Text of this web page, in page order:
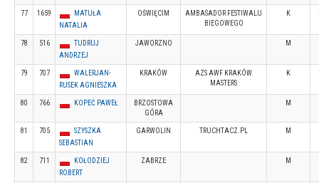
77 1659
MATUŁA
NATALIA
OŚWIĘCIM
AMBASADOR FESTIWALU
BIEGOWEGO
K
78 516
TUDRUJ
ANDRZEJ
JAWORZNO M
79 707
WALERJAN-
RUSEK AGNIESZKA
KRAKÓW
AZS AWF KRAKÓW
MASTERS
K
80 766 KOPEĆ PAWEŁ
BRZOSTOWA
GÓRA
M
81 705
SZYSZKA
SEBASTIAN
GARWOLIN TRUCHTACZ.PL M
82 711
KOŁODZIEJ
ROBERT
ZABRZE M